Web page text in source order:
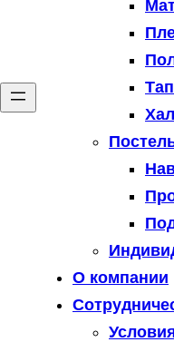
О компании